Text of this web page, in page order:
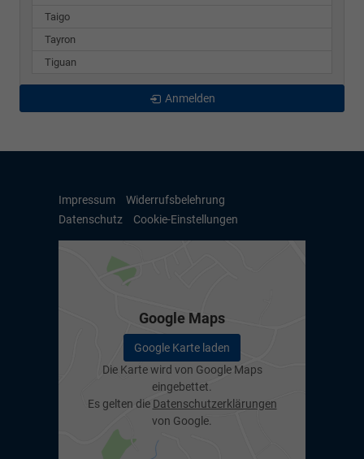
Taigo
Tayron
Tiguan
Anmelden
Impressum
Widerrufsbelehrung
Datenschutz
Cookie-Einstellungen
Google Maps
Google Karte laden
Die Karte wird von Google Maps
eingebettet.
Es gelten die Datenschutzerklärungen
von Google.